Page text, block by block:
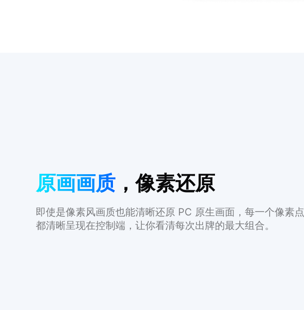
原画画质，像素还原
即使是像素风画质也能清晰还原 PC 原生画面，每一个像素点
都清晰呈现在控制端，让你看清每次出牌的最大组合。